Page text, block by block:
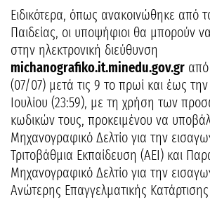
Ειδικότερα, όπως ανακοινώθηκε από
Παιδείας, οι υποψήφιοι θα μπορούν
στην ηλεκτρονική διεύθυνση
michanografiko.it.minedu.gov.gr από
(07/07) μετά τις 9 το πρωί και έως
Ιουλίου (23:59), με τη χρήση των
κωδικών τους, προκειμένου να
Μηχανογραφικό Δελτίο για την
Τριτοβάθμια Εκπαίδευση (ΑΕΙ) και
Μηχανογραφικό Δελτίο για την
Ανώτερης Επαγγελματικής